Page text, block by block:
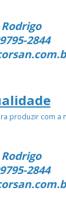
2844
produzir com a
2844